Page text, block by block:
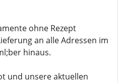
ohne Rezept
an alle Adressen im
hinaus.
und unsere aktuellen